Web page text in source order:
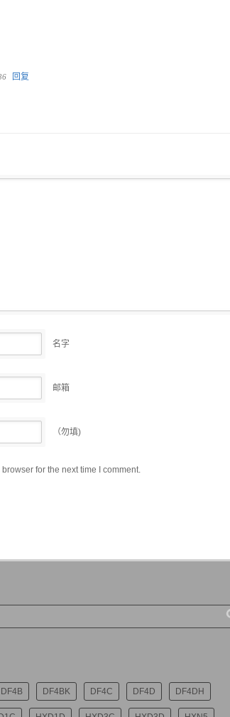
回复
名字
邮箱
（勿填)
for the next time I comment.
DF4B DF4BK DF4C DF4D DF4DH